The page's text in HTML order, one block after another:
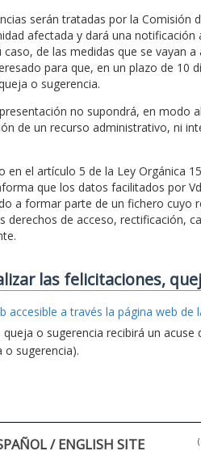
serán tratadas por la Comisión
afectada y dará una
de las medidas que se vayan
para que, en un plazo de 10
o sugerencia.
no supondrá, en modo
de un recurso administrativo, ni
el artículo 5 de la Ley Orgánica
que los datos facilitados por
a formar parte de un fichero cuyo
derechos de acceso, rectificación,
las felicitaciones,
a través la página web de
o sugerencia recibirá un
o sugerencia).
/ ENGLISH SITE